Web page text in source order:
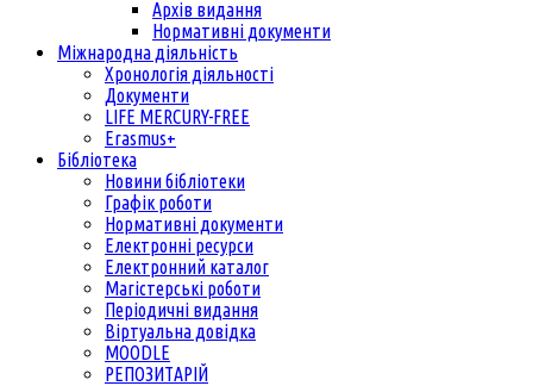
Архів видання
Нормативні документи
Міжнародна діяльність
Хронологія діяльності
Документи
LIFE MERCURY-FREE
Erasmus+
Бібліотека
Новини бібліотеки
Графік роботи
Нормативні документи
Електронні ресурси
Електронний каталог
Магістерські роботи
Періодичні видання
Віртуальна довідка
MOODLE
РЕПОЗИТАРІЙ